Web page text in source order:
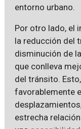
entorno urbano.
Por otro lado, el
la reducción del
disminución de
que conlleva
del tránsito.
favorablemente
estrecha